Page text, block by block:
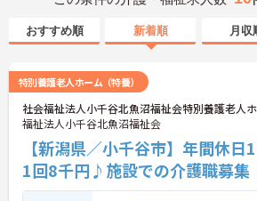
おすすめ順 新着順 月収
特別養護老人ホーム（特養）
社会福祉法人小千谷北魚沼福祉会特別養護老人
福祉法人小千谷北魚沼福祉会
【新潟県／小千谷市】年間休
1回8千円♪施設での介護職募集